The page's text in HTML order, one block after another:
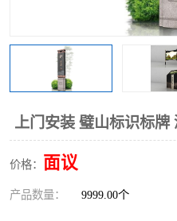
上门安装 璧山标识标牌
价格： 面议
产品数量： 9999.00个